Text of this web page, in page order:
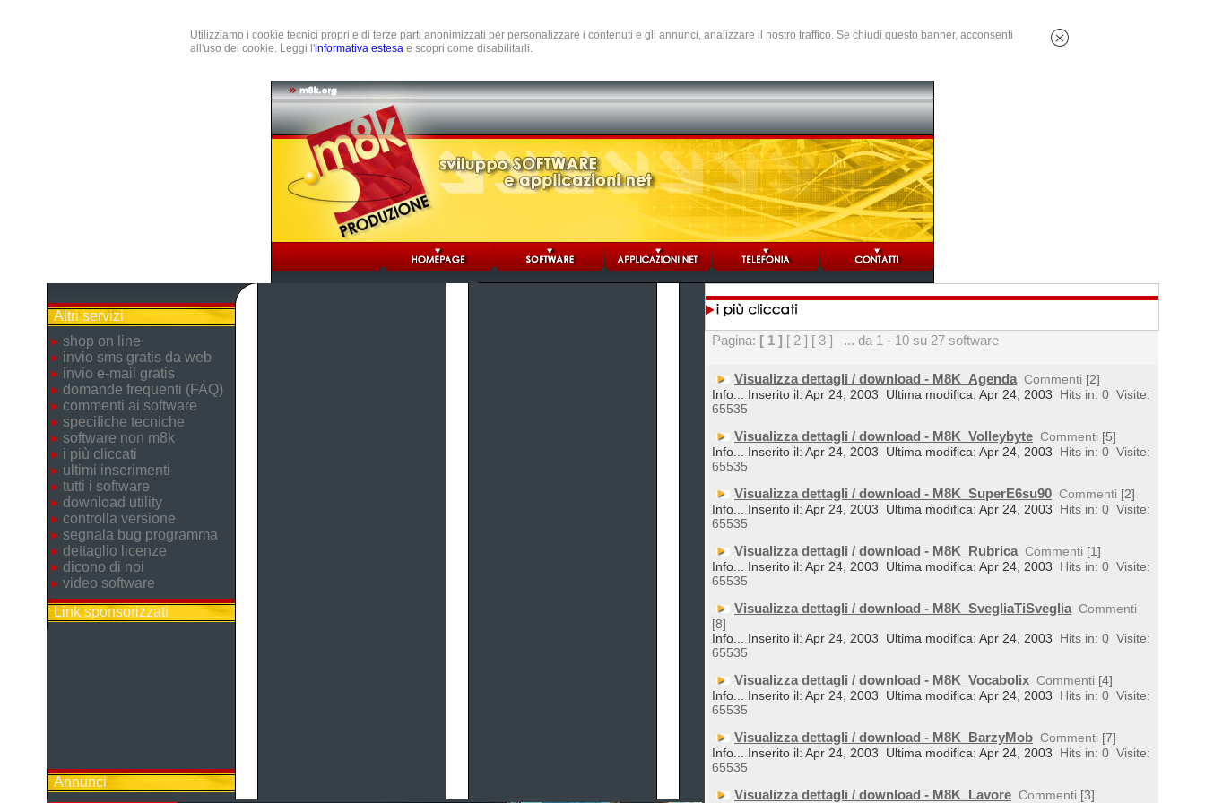
Utilizziamo i cookie tecnici propri e di terze parti anonimizzati per personalizzare i contenuti e gli annunci, analizzare il nostro traffico. Se chiudi questo banner, acconsenti
all'uso dei cookie. Leggi l'informativa estesa e scopri come disabilitarli.
Altri servizi
shop on line
invio sms gratis da web
invio e-mail gratis
domande frequenti (FAQ)
commenti ai software
specifiche tecniche
software non m8k
i più cliccati
ultimi inserimenti
tutti i software
download utility
controlla versione
segnala bug programma
dettaglio licenze
dicono di noi
video software
Link sponsorizzati
Annunci
Pagina: [ 1 ] [ 2 ] [ 3 ] ... da 1 - 10 su 27 software
Visualizza dettagli / download - M8K_Agenda Commenti [2]
Info... Inserito il: Apr 24, 2003
Ultima modifica: Apr 24, 2003 Hits in: 0 Visite:
65535
Visualizza dettagli / download - M8K_Volleybyte Commenti [5]
Info... Inserito il: Apr 24, 2003
Ultima modifica: Apr 24, 2003 Hits in: 0 Visite:
65535
Visualizza dettagli / download - M8K_SuperE6su90 Commenti [2]
Info... Inserito il: Apr 24, 2003
Ultima modifica: Apr 24, 2003 Hits in: 0 Visite:
65535
Visualizza dettagli / download - M8K_Rubrica Commenti [1]
Info... Inserito il: Apr 24, 2003
Ultima modifica: Apr 24, 2003 Hits in: 0 Visite:
65535
Visualizza dettagli / download - M8K_SvegliaTiSveglia Commenti
[8]
Info... Inserito il: Apr 24, 2003
Ultima modifica: Apr 24, 2003 Hits in: 0 Visite:
65535
Visualizza dettagli / download - M8K_Vocabolix Commenti [4]
Info... Inserito il: Apr 24, 2003
Ultima modifica: Apr 24, 2003 Hits in: 0 Visite:
65535
Visualizza dettagli / download - M8K_BarzyMob Commenti [7]
Info... Inserito il: Apr 24, 2003
Ultima modifica: Apr 24, 2003 Hits in: 0 Visite:
65535
Visualizza dettagli / download - M8K_Lavore Commenti [3]